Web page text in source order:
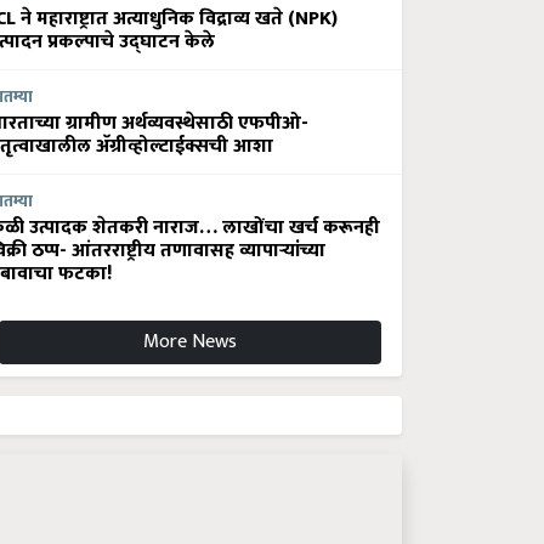
ने महाराष्ट्रात अत्याधुनिक विद्राव्य खते (NPK)
प्रकल्पाचे उद्घाटन केले
ग्रामीण अर्थव्यवस्थेसाठी एफपीओ-
अ‍ॅग्रीव्होल्टाईक्सची आशा
उत्पादक शेतकरी नाराज… लाखोंचा खर्च करूनही
ठप्प- आंतरराष्ट्रीय तणावासह व्यापाऱ्यांच्या
फटका!
More News